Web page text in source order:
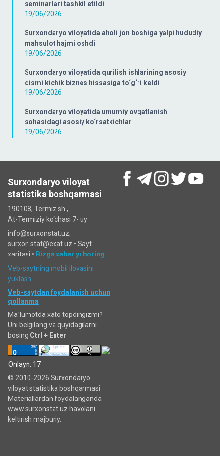
seminarlari tashkil etildi
19/06/2026
Surxondaryo viloyatida aholi jon boshiga yalpi hududiy
mahsulot hajmi oshdi
19/06/2026
Surxondaryo viloyatida qurilish ishlarining asosiy
qismi kichik biznes hissasiga to‘g‘ri keldi
19/06/2026
Surxondaryo viloyatida umumiy ovqatlanish
sohasidagi asosiy ko‘rsatkichlar
19/06/2026
Surxondaryo viloyat
statistika boshqarmasi
190108, Termiz sh.,
At-Termiziy ko‘chasi 7- uy
info@surxonstat.uz;
surxon.stat@exat.uz • Sayt
xaritasi • Bizga xabar yuboring
Veb-saytning mobil ilovasini
yuklash
Veb-saytdan foydalanish uchun
qollanma
Ma`lumotda xato topdingizmi?
Uni belgilang va quyidagilarni
bosing Ctrl + Enter
Onlayn: 17
© 2010-2026 Surxondaryo
viloyat statistika boshqarmasi
Materiallardan foydalanganda
www.surxonstat.uz havolani
keltirish majburiy.